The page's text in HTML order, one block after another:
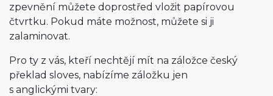
zpevnění můžete doprostřed vložit papírovou
čtvrtku. Pokud máte možnost, můžete si ji
zalaminovat.
Pro ty z vás, kteří nechtějí mít na záložce český
překlad sloves, nabízíme záložku jen
s anglickými tvary: